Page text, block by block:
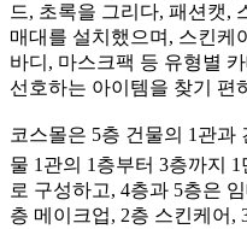
드, 초록을 그리다, 패션캣,
매대를 설치했으며 , 스킨케
바디 , 마스크팩 등 유형별
선호하는 아이템을 찾기 편
코스몰은 5층 건물의 1 관과
물 1 관의 1 층부터 3층까지 1
로 구성하고, 4층과 5층은
층 메이크업, 2층 스킨케어 ,